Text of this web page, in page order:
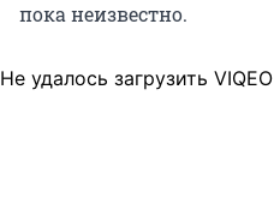
пока неизвестно.
Не удалось загрузить VIQEO